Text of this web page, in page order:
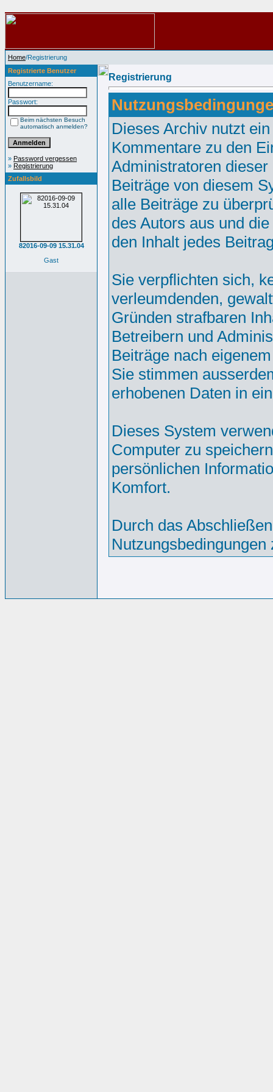
Home/Registrierung
Registrierte Benutzer
Benutzername:
Passwort:
Beim nächsten Besuch
automatisch anmelden?
» Password vergessen
» Registrierung
Zufallsbild
82016-09-09 15.31.04
Gast
Registrierung
Dieses Archiv nutzt
Kommentare zu den
Administratoren
Beiträge von diesem
alle Beiträge zu
des Autors aus und
den Inhalt jedes
Sie verpflichten sich,
verleumdenden,
Gründen strafbaren
Betreibern und
Beiträge nach
Sie stimmen
erhobenen Daten in
Dieses System
Computer zu
persönlichen
Komfort.
Durch das
Nutzungsbedingungen